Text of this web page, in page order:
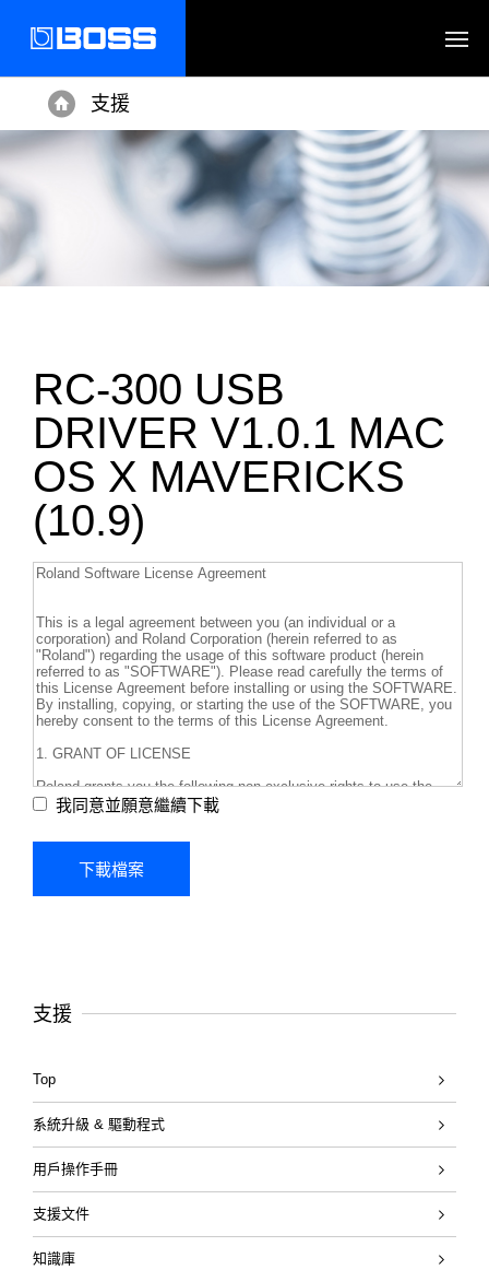
Home
支援
RC-300 USB
DRIVER V1.0.1 MAC
OS X MAVERICKS
(10.9)
我同意並願意繼續下載
支援
Top
系統升級 & 驅動程式
用戶操作手冊
支援文件
知識庫